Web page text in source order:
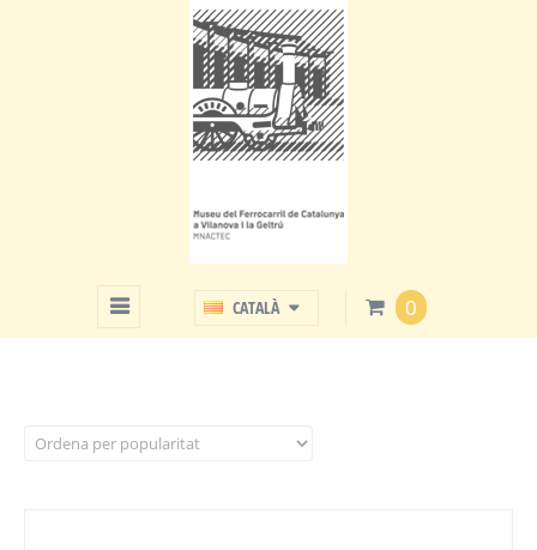
CATALÀ 0
COL·LECCIÓ DE JUGUETS DE